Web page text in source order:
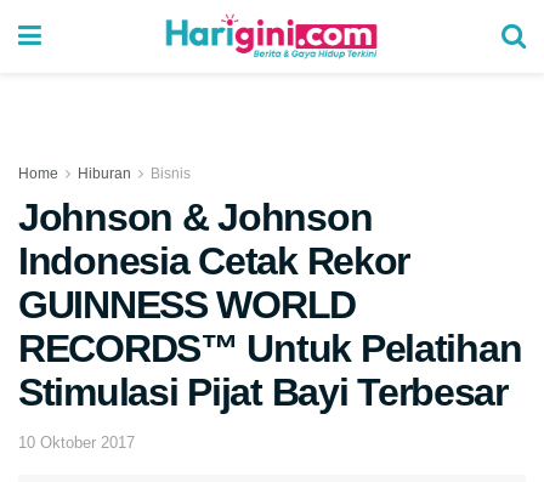
Home Hiburan Bisnis
Johnson & Johnson
Indonesia Cetak Rekor
GUINNESS WORLD
RECORDS™ Untuk Pelatihan
Stimulasi Pijat Bayi Terbesar
10 Oktober 2017